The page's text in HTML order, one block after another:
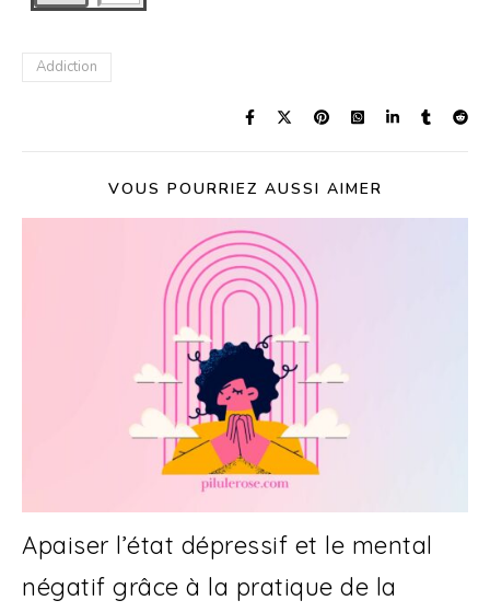
Addiction
VOUS POURRIEZ AUSSI AIMER
Apaiser l’état dépressif et le mental
négatif grâce à la pratique de la